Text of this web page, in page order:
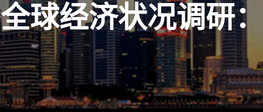
全球经济状况调研